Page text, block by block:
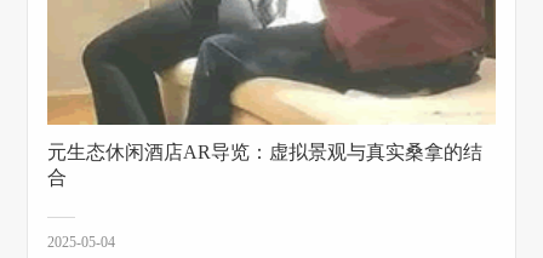
元生态休闲酒店AR导览：虚拟景观与真实桑拿的结
合
2025-05-04